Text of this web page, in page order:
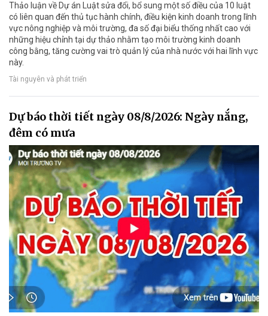
Thảo luận về Dự án Luật sửa đổi, bổ sung một số điều của 10 luật
có liên quan đến thủ tục hành chính, điều kiện kinh doanh trong lĩnh
vực nông nghiệp và môi trường, đa số đại biểu thống nhất cao với
những hiệu chỉnh tại dự thảo nhằm tạo môi trường kinh doanh
công bằng, tăng cường vai trò quản lý của nhà nước với hai lĩnh vực
này.
Tài nguyên và phát triển
Dự báo thời tiết ngày 08/8/2026: Ngày nắng,
đêm có mưa